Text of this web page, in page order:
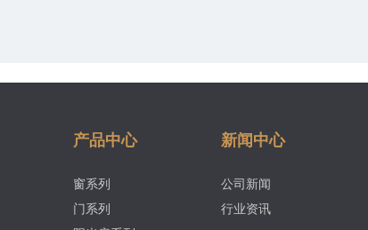
产品中心
窗系列
门系列
新闻中心
公司新闻
行业资讯